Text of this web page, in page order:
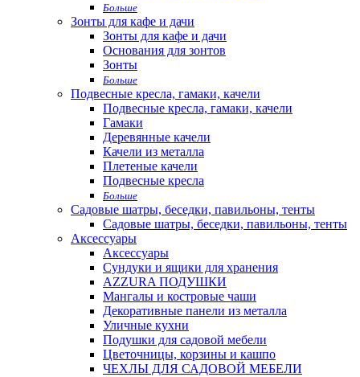
Больше
Зонты для кафе и дачи
Зонты для кафе и дачи
Основания для зонтов
Зонты
Больше
Подвесные кресла, гамаки, качели
Подвесные кресла, гамаки, качели
Гамаки
Деревянные качели
Качели из металла
Плетеные качели
Подвесные кресла
Больше
Садовые шатры, беседки, павильоны, тенты
Садовые шатры, беседки, павильоны, тенты
Аксессуары
Аксессуары
Сундуки и ящики для хранения
AZZURA ПОДУШКИ
Мангалы и костровые чаши
Декоративные панели из металла
Уличные кухни
Подушки для садовой мебели
Цветочницы, корзины и кашпо
ЧЕХЛЫ ДЛЯ САДОВОЙ МЕБЕЛИ